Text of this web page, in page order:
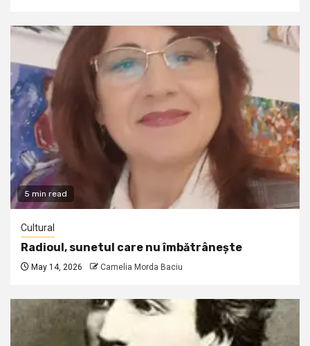
5 min read
Cultural
Radioul, sunetul care nu îmbătrânește
May 14, 2026 Camelia Morda Baciu